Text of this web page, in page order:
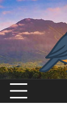
Skip
to
content